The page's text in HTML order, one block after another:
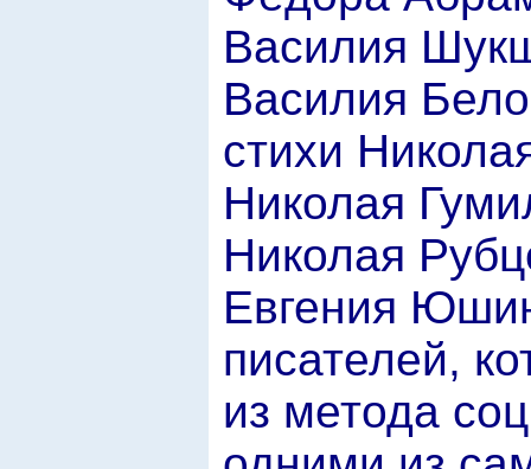
Василия
Василия
стихи
Николая
Николая
Евгения
писателей,
из метода